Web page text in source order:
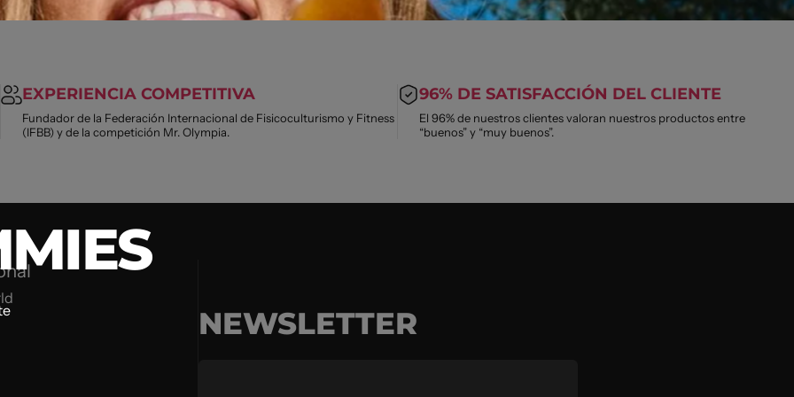
EXPERIENCIA COMPETITIVA
Fundador de la Federación Internacional de Fisicoculturismo y Fitness
(IFBB) y de la competición Mr. Olympia.
96% DE SATISFACCIÓN DEL CLIENTE
El 96% de nuestros clientes valoran nuestros productos entre
“buenos” y “muy buenos”.
NEWSLETTER